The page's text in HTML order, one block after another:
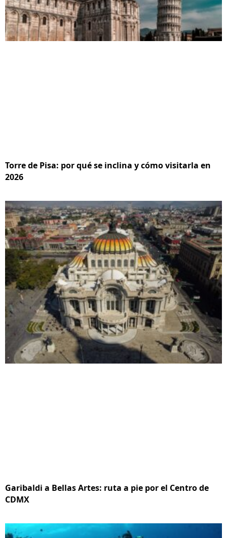
Torre de Pisa: por qué se inclina y cómo visitarla en
2026
Garibaldi a Bellas Artes: ruta a pie por el Centro de
CDMX